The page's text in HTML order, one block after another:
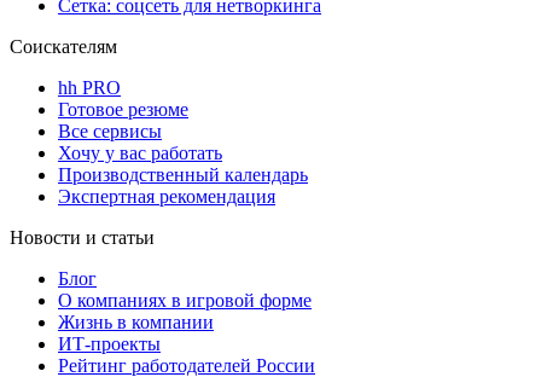
Сетка: соцсеть для нетворкинга
Соискателям
hh PRO
Готовое резюме
Все сервисы
Хочу у вас работать
Производственный календарь
Экспертная рекомендация
Новости и статьи
Блог
О компаниях в игровой форме
Жизнь в компании
ИТ-проекты
Рейтинг работодателей России